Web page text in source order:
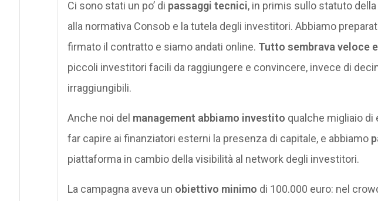
Ci sono stati un po’ di passaggi tecnici, in primis sullo statuto
alla normativa Consob e la tutela degli investitori. Abbiamo
firmato il contratto e siamo andati online. Tutto sembrava veloce
piccoli investitori facili da raggiungere e convincere, invece di
irraggiungibili.
Anche noi del management abbiamo investito qualche migliaio di
far capire ai finanziatori esterni la presenza di capitale, e abbiamo
piattaforma in cambio della visibilità al network degli investitori.
La campagna aveva un obiettivo minimo di 100.000 euro: nel